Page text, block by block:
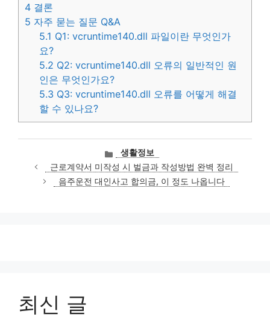
4 결론
5 자주 묻는 질문 Q&A
5.1 Q1: vcruntime140.dll 파일이란 무엇인가
요?
5.2 Q2: vcruntime140.dll 오류의 일반적인 원
인은 무엇인가요?
5.3 Q3: vcruntime140.dll 오류를 어떻게 해결
할 수 있나요?
카
테
고
리
생활정보
근로계약서 미작성 시 벌금과 작성방법 완벽 정리
음주운전 대인사고 합의금, 이 정도 나옵니다
최신 글